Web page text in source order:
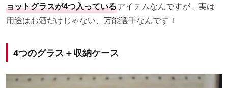
ョットグラスが4つ入っているアイテムなんですが、実は
用途はお酒だけじゃない、万能選手なんです！
4つのグラス＋収納ケース